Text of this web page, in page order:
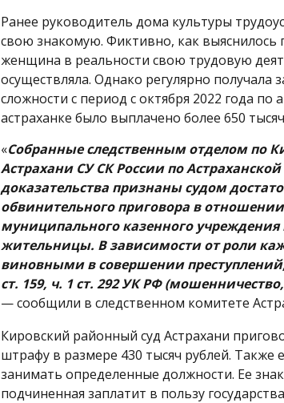
Ранее руководитель дома культуры
свою знакомую. Фиктивно, как выяснилось
женщина в реальности свою трудовую
осуществляла. Однако регулярно получала
сложности с период с октября 2022 года по
астраханке было выплачено более 650
«Собранные следственным отделом по
Астрахани СУ СК России по
доказательства признаны судом
обвинительного приговора в
муниципального казенного
жительницы. В зависимости от роли
виновными в совершении
ст. 159, ч. 1 ст. 292 УК РФ
— сообщили в следственном комитете
Кировский районный суд Астрахани
штрафу в размере 430 тысяч рублей. Также
занимать определенные должности. Ее
подчиненная заплатит в пользу